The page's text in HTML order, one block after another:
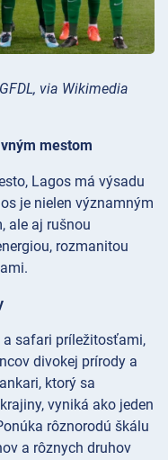
via Wikimedia
mestom
Lagos má výsadu
je nielen významným
ale aj rušnou
rozmanitou
safari príležitosťami,
divokej prírody a
ktorý sa
vyniká ako jeden
rôznorodú škálu
a rôznych druhov